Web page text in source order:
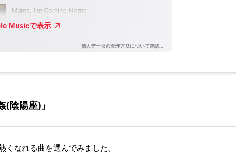
(陰陽座)」
なれる曲を選んでみました。